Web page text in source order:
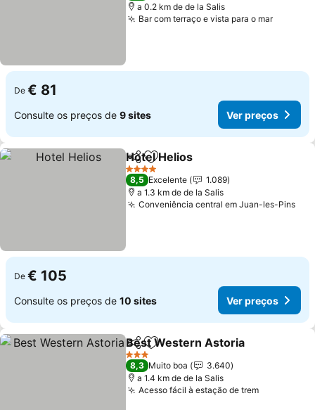
a 0.2 km de de la Salis
Bar com terraço e vista para o marVer
De € 81
Consulte os preços de 9 sites Ver preços
PartilharAdicionar aos favoritos
Hotel Helios
4 Estrelas
8,5 Excelente
1.089
a 1.3 km de de la Salis
Conveniência central em Juan-les-Pins
De € 105
Consulte os preços de 10 sites Ver preços
PartilharAdicionar aos favoritos
Best Western Astoria
3 Estrelas
8,3 Muito boa
3.640
a 1.4 km de de la Salis
Acesso fácil à estação de tremVer